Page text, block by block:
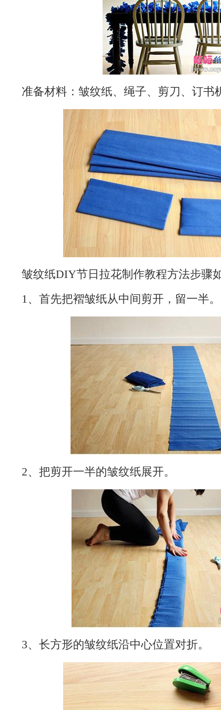
准备材料：皱纹纸、绳子、剪刀、订书
皱纹纸DIY节日拉花制作教程方法步骤
1、首先把褶皱纸从中间剪开，留一半。
2、把剪开一半的皱纹纸展开。
3、长方形的皱纹纸沿中心位置对折。